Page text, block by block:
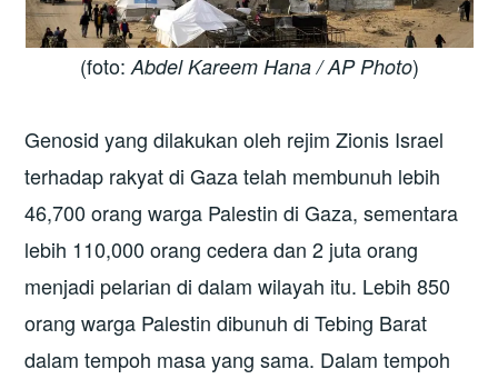
(foto:Abdel Kareem Hana / AP Photo)
Genosid yang dilakukan oleh rejim Zionis Israel
terhadap rakyat di Gaza telah membunuh lebih
46,700 orang warga Palestin di Gaza, sementara
lebih 110,000 orang cedera dan 2 juta orang
menjadi pelarian di dalam wilayah itu. Lebih 850
orang warga Palestin dibunuh di Tebing Barat
dalam tempoh masa yang sama. Dalam tempoh